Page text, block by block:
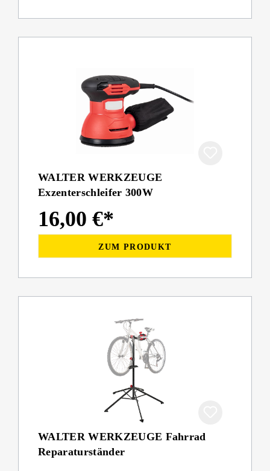
WALTER WERKZEUGE
Exzenterschleifer 300W
16,00 €*
ZUM PRODUKT
WALTER WERKZEUGE Fahrrad
Reparaturständer